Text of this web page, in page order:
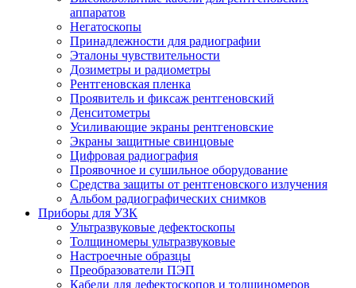
аппаратов
Негатоскопы
Принадлежности для радиографии
Эталоны чувствительности
Дозиметры и радиометры
Рентгеновская пленка
Проявитель и фиксаж рентгеновский
Денситометры
Усиливающие экраны рентгеновские
Экраны защитные свинцовые
Цифровая радиография
Проявочное и сушильное оборудование
Средства защиты от рентгеновского излучения
Альбом радиографических снимков
Приборы для УЗК
Ультразвуковые дефектоскопы
Толщиномеры ультразвуковые
Настроечные образцы
Преобразователи ПЭП
Кабели для дефектоскопов и толщиномеров